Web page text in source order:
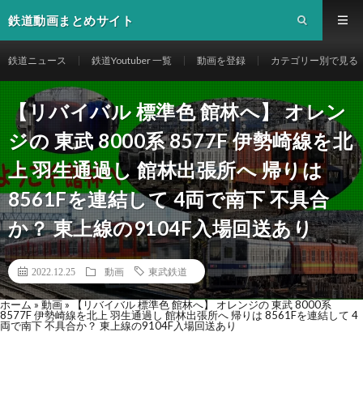
鉄道動画まとめサイト
鉄道ニュース 鉄道Youtuber 一覧 動画を登録 カテゴリー別で見る
【リバイバル 標準色 館林へ】 オレン
ジの 東武 8000系 8577F 伊勢崎線を北
上 羽生通過し 館林出張所へ 帰りは
8561Fを連結して 4両で南下 不具合
か？ 東上線の9104F入場回送あり
2022.12.25 動画 東武鉄道
ホーム » 動画 » 【リバイバル 標準色 館林へ】 オレンジの 東武 8000系
8577F 伊勢崎線を北上 羽生通過し 館林出張所へ 帰りは 8561Fを連結して 4
両で南下 不具合か？ 東上線の9104F入場回送あり